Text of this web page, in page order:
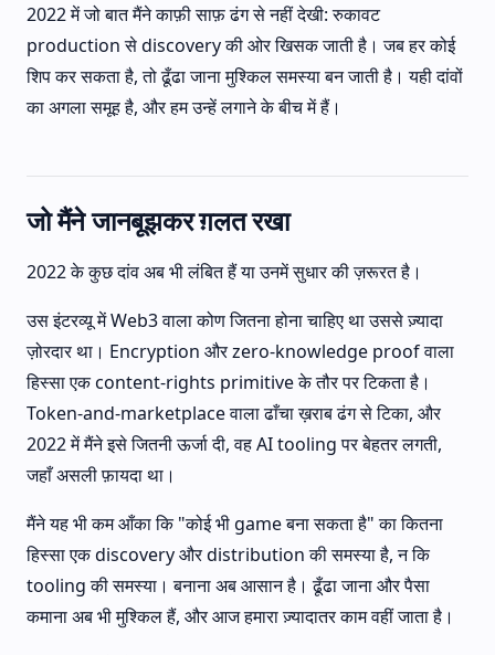
2022 में जो बात मैंने काफ़ी साफ़ ढंग से नहीं देखी: रुकावट
production से discovery की ओर खिसक जाती है। जब हर कोई
शिप कर सकता है, तो ढूँढा जाना मुश्किल समस्या बन जाती है। यही दांवों
का अगला समूह है, और हम उन्हें लगाने के बीच में हैं।
जो मैंने जानबूझकर ग़लत रखा
2022 के कुछ दांव अब भी लंबित हैं या उनमें सुधार की ज़रूरत है।
उस इंटरव्यू में Web3 वाला कोण जितना होना चाहिए था उससे ज़्यादा
ज़ोरदार था। Encryption और zero-knowledge proof वाला
हिस्सा एक content-rights primitive के तौर पर टिकता है।
Token-and-marketplace वाला ढाँचा ख़राब ढंग से टिका, और
2022 में मैंने इसे जितनी ऊर्जा दी, वह AI tooling पर बेहतर लगती,
जहाँ असली फ़ायदा था।
मैंने यह भी कम आँका कि "कोई भी game बना सकता है" का कितना
हिस्सा एक discovery और distribution की समस्या है, न कि
tooling की समस्या। बनाना अब आसान है। ढूँढा जाना और पैसा
कमाना अब भी मुश्किल हैं, और आज हमारा ज़्यादातर काम वहीं जाता है।